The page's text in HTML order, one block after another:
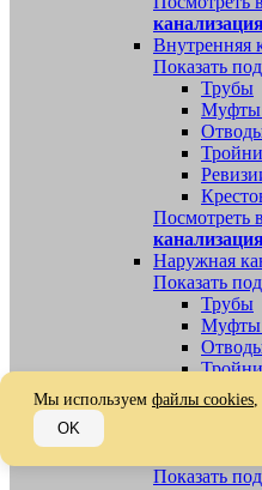
Внутренняя
Показать
Трубы
Муфты
Посмотреть
Наружная
Показать
Трубы
Муфты
Посмотреть
Показать
Мы используем файлы cookies,
OK